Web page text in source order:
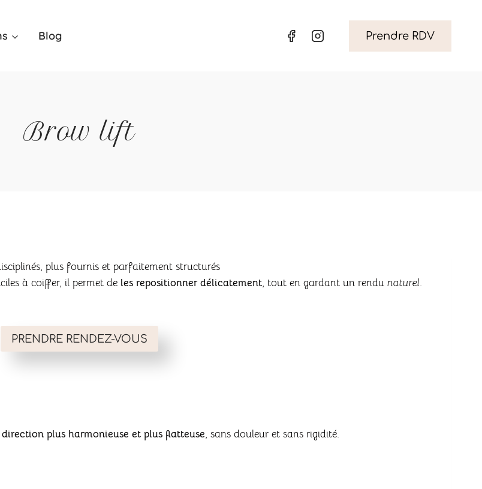
Blog Prendre RDV
Brow lift
plus fournis et parfaitement structurés
à coiffer, il permet de les repositionner délicatement, tout en gardant un rendu naturel.
PRENDRE RENDEZ-VOUS
plus harmonieuse et plus flatteuse, sans douleur et sans rigidité.